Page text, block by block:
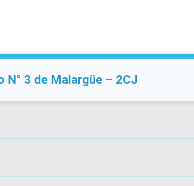
N° 3 de Malargüe – 2CJ